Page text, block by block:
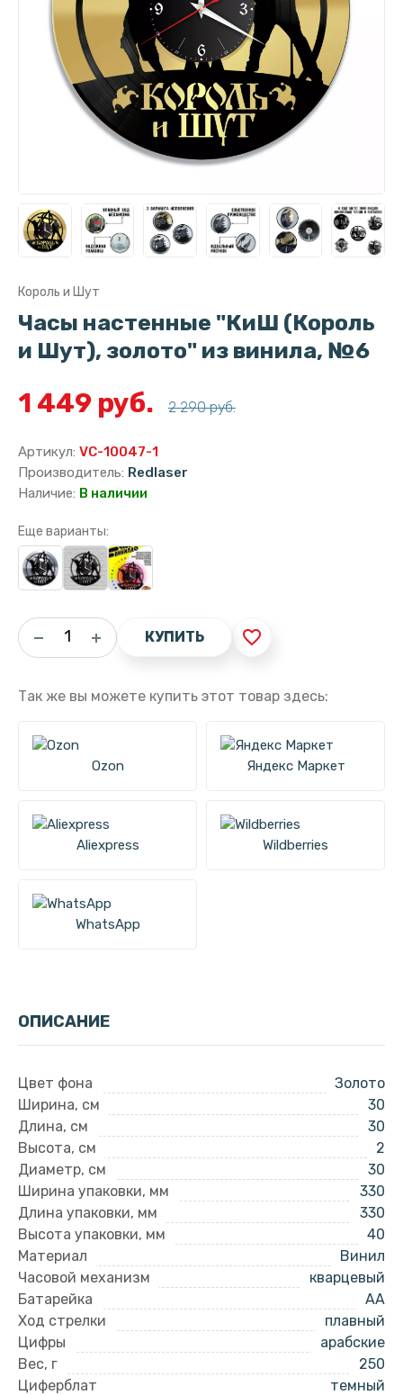
Король и Шут
Часы настенные "КиШ (Король
и Шут), золото" из винила, №6
1 449 руб. 2 290 руб.
Артикул: VC-10047-1
Производитель: Redlaser
Наличие: В наличии
Еще варианты:
КУПИТЬ favorite_border
Так же вы можете купить этот товар здесь:
Ozon Яндекс Маркет
Aliexpress Wildberries
WhatsApp
ОПИСАНИЕ
Цвет фона
Золото
Ширина, см
30
Длина, см
30
Высота, см
2
Диаметр, см
30
Ширина упаковки, мм
330
Длина упаковки, мм
330
Высота упаковки, мм
40
Материал
Винил
Часовой механизм
кварцевый
Батарейка
AA
Ход стрелки
плавный
Цифры
арабские
Вес, г
250
Циферблат
темный